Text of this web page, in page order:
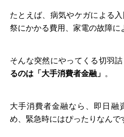
たとえば、病気やケガによる
祭にかかる費用、家電の故障
そんな突然にやってくる切羽詰
るのは「大手消費者金融」 。
大手消費者金融なら、即日融
め、緊急時にはぴったりなんで